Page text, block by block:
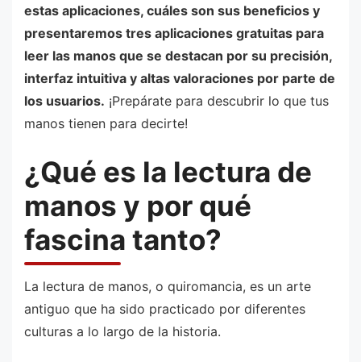
estas aplicaciones, cuáles son sus beneficios y
presentaremos tres aplicaciones gratuitas para
leer las manos que se destacan por su precisión,
interfaz intuitiva y altas valoraciones por parte de
los usuarios. ¡Prepárate para descubrir lo que tus
manos tienen para decirte!
¿Qué es la lectura de
manos y por qué
fascina tanto?
La lectura de manos, o quiromancia, es un arte
antiguo que ha sido practicado por diferentes
culturas a lo largo de la historia.